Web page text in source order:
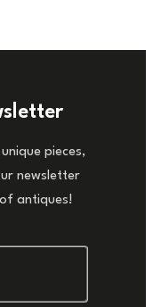
pieces,
newsletter
antiques!